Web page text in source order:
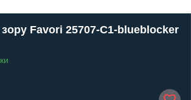
Favori 25707-C1-blueblocker